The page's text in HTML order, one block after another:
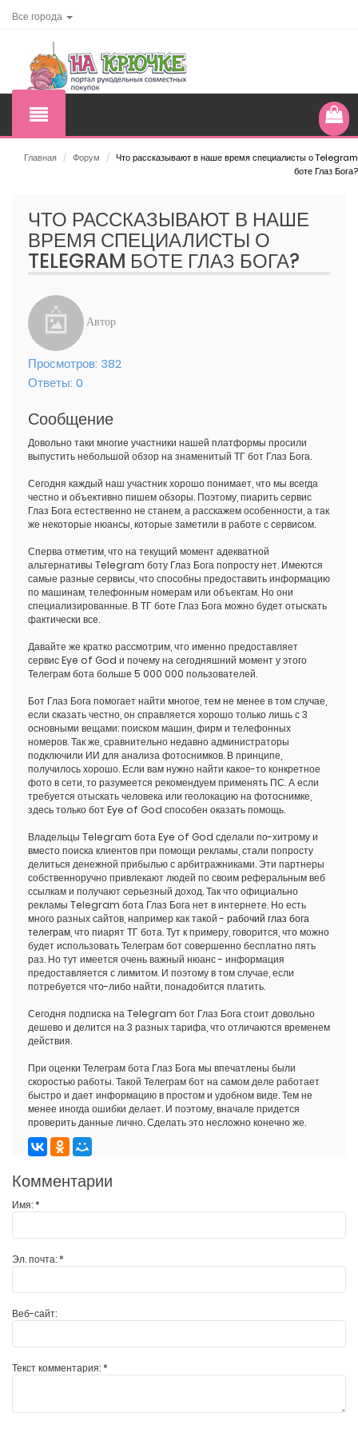
Все города
Главная / Форум / Что рассказывают в наше время специалисты о Telegram
боте Глаз Бога?
ЧТО РАССКАЗЫВАЮТ В НАШЕ
ВРЕМЯ СПЕЦИАЛИСТЫ О
TELEGRAM БОТЕ ГЛАЗ БОГА?
Автор
Просмотров: 382
Ответы: 0
Сообщение
Довольно таки многие участники нашей платформы просили
выпустить небольшой обзор на знаменитый ТГ бот Глаз Бога.
Сегодня каждый наш участник хорошо понимает, что мы всегда
честно и объективно пишем обзоры. Поэтому, пиарить сервис
Глаз Бога естественно не станем, а расскажем особенности, а так
же некоторые нюансы, которые заметили в работе с сервисом.
Сперва отметим, что на текущий момент адекватной
альтернативы Telegram боту Глаз Бога попросту нет. Имеются
самые разные сервисы, что способны предоставить информацию
по машинам, телефонным номерам или объектам. Но они
специализированные. В ТГ боте Глаз Бога можно будет отыскать
фактически все.
Давайте же кратко рассмотрим, что именно предоставляет
сервис Eye of God и почему на сегодняшний момент у этого
Телеграм бота больше 5 000 000 пользователей.
Бот Глаз Бога помогает найти многое, тем не менее в том случае,
если сказать честно, он справляется хорошо только лишь с 3
основными вещами: поиском машин, фирм и телефонных
номеров. Так же, сравнительно недавно администраторы
подключили ИИ для анализа фотоснимков. В принципе,
получилось хорошо. Если вам нужно найти какое-то конкретное
фото в сети, то разумеется рекомендуем применять ПС. А если
требуется отыскать человека или геолокацию на фотоснимке,
здесь только бот Eye of God способен оказать помощь.
Владельцы Telegram бота Eye of God сделали по-хитрому и
вместо поиска клиентов при помощи рекламы, стали попросту
делиться денежной прибылью с арбитражниками. Эти партнеры
собственноручно привлекают людей по своим реферальным веб
ссылкам и получают серьезный доход. Так что официально
рекламы Telegram бота Глаз Бога нет в интернете. Но есть
много разных сайтов, например как такой - рабочий глаз бога
телеграм , что пиарят ТГ бота. Тут к примеру, говорится, что можно
будет использовать Телеграм бот совершенно бесплатно пять
раз. Но тут имеется очень важный нюанс - информация
предоставляется с лимитом. И поэтому в том случае, если
потребуется что-либо найти, понадобится платить.
Сегодня подписка на Telegram бот Глаз Бога стоит довольно
дешево и делится на 3 разных тарифа, что отличаются временем
действия.
При оценки Телеграм бота Глаз Бога мы впечатлены были
скоростью работы. Такой Телеграм бот на самом деле работает
быстро и дает информацию в простом и удобном виде. Тем не
менее иногда ошибки делает. И поэтому, вначале придется
проверить данные лично. Сделать это несложно конечно же.
Комментарии
Имя:*
Эл. почта:*
Веб-сайт:
Текст комментария:*